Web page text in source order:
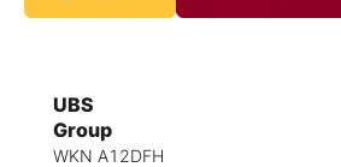
UBS
Group
WKN A12DFH